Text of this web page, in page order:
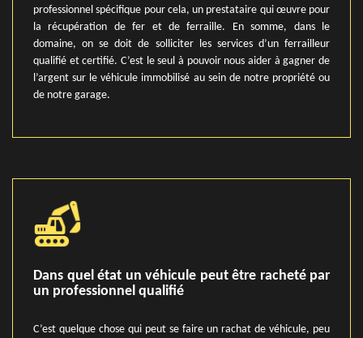
professionnel spécifique pour cela, un prestataire qui œuvre pour
la récupération de fer et de ferraille. En somme, dans le
domaine, on se doit de solliciter les services d’un ferrailleur
qualifié et certifié. C’est le seul à pouvoir nous aider à gagner de
l’argent sur le véhicule immobilisé au sein de notre propriété ou
de notre garage.
Dans quel état un véhicule peut être racheté par
un professionnel qualifié
C’est quelque chose qui peut se faire un rachat de véhicule, peu